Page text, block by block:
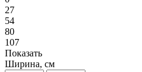
27
54
80
107
Показать
Ширина, см